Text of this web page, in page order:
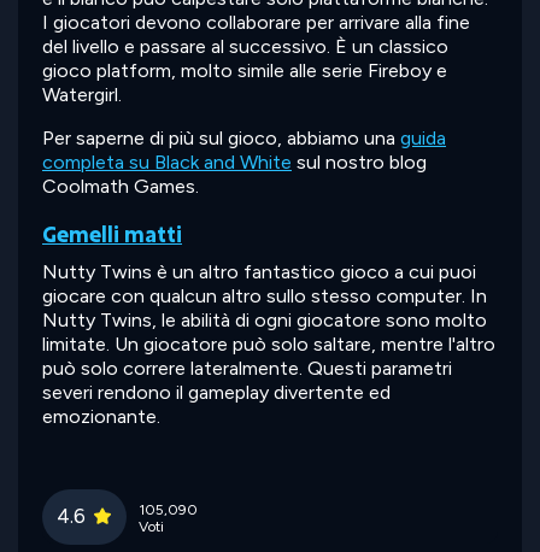
I giocatori devono collaborare per arrivare alla fine
del livello e passare al successivo. È un classico
gioco platform, molto simile alle serie Fireboy e
Watergirl.
Per saperne di più sul gioco, abbiamo una guida
completa su Black and White sul nostro blog
Coolmath Games.
Gemelli matti
Nutty Twins è un altro fantastico gioco a cui puoi
giocare con qualcun altro sullo stesso computer. In
Nutty Twins, le abilità di ogni giocatore sono molto
limitate. Un giocatore può solo saltare, mentre l'altro
può solo correre lateralmente. Questi parametri
severi rendono il gameplay divertente ed
emozionante.
4.6
105,090
Voti